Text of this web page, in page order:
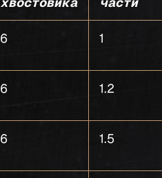
6 1
6 1.2
6 1.5